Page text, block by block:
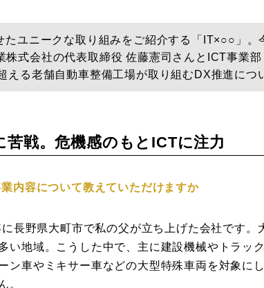
トピックス
登録
お問い合わせ
たユニークな取り組みをご紹介する「IT×○○」。
株式会社の代表取締役 佐藤憲司さんとICT事業
える老舗自動車整備工場が取り組むDX推進につ
苦戦。危機感のもとICTに注力
内容について教えていただけますか
長野県大町市で私の父が立ち上げた会社です。
い地域。こうした中で、主に建設機械やトラッ
ン車やミキサー車などの大型特殊車両を対象に
。